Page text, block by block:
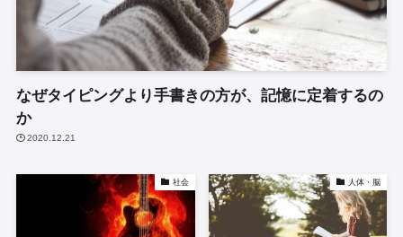
なぜタイピングより手書きの方が、記憶に定着するの
か
2020.12.21
社会 人体・脳